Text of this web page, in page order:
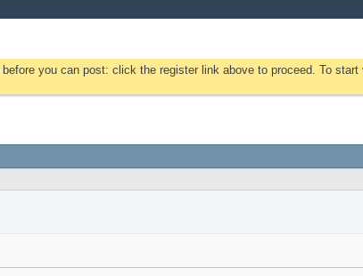
before you can post: click the register link above to proceed. To